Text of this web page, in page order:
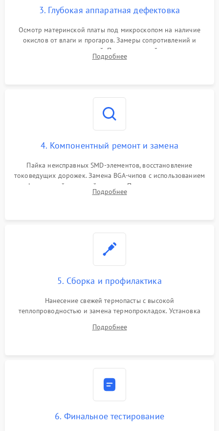
3. Глубокая аппаратная дефектовка
Осмотр материнской платы под микроскопом на наличие
окислов от влаги и прогаров. Замеры сопротивлений и
дежурных напряжений. Проверка цепей питания,
мультиконтроллера, процессора и видеочипа.
Подробнее
4. Компонентный ремонт и замена
Пайка неисправных SMD-элементов, восстановление
токоведущих дорожек. Замена BGA-чипов с использованием
инфракрасной паяльной станции. Прошивка микросхемы
BIOS или замена поврежденных портов USB
Подробнее
5. Сборка и профилактика
Нанесение свежей термопасты с высокой
теплопроводностью и замена термопрокладок. Установка
шлейфов, модулей памяти и накопителей. Предварительная
Подробнее
6. Финальное тестирование